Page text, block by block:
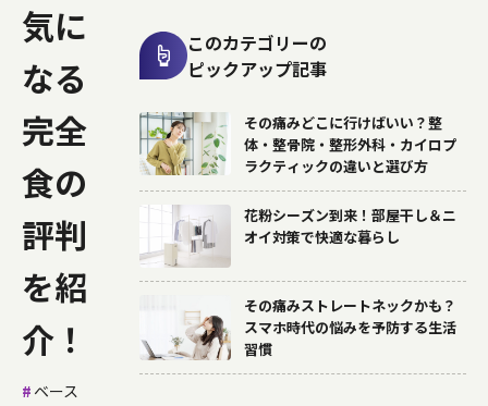
気に
なる
完全
食の
評判
を紹
介！
ベース
このカテゴリーの
ピックアップ記事
その痛みどこに行けばいい？整
体・整骨院・整形外科・カイロプ
ラクティックの違いと選び方
花粉シーズン到来！部屋干し＆ニ
オイ対策で快適な暮らし
その痛みストレートネックかも？
スマホ時代の悩みを予防する生活
習慣